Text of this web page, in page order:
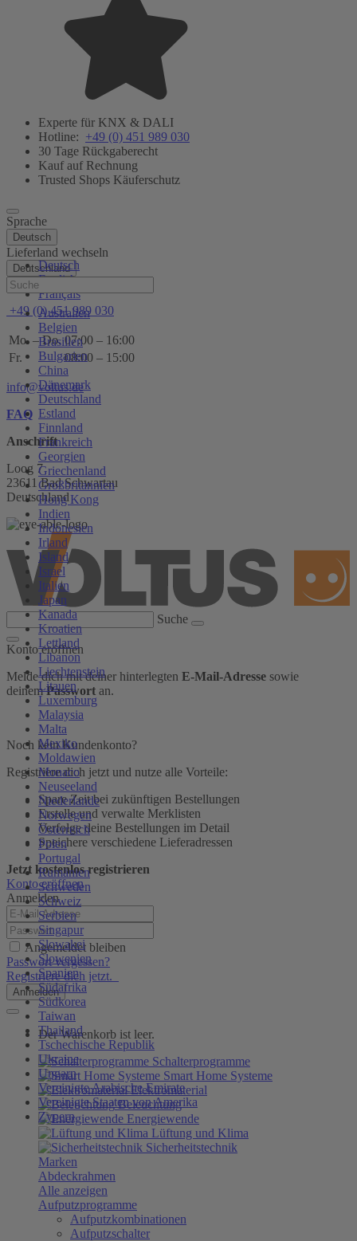
Experte für KNX & DALI
Hotline: +49 (0) 451 989 030
30 Tage Rückgaberecht
Kauf auf Rechnung
Trusted Shops Käuferschutz
Sprache
Deutsch
Deutsch
English
Français
Lieferland wechseln
Deutschland
Australien
Belgien
Brasilien
Bulgarien
China
Dänemark
Deutschland
Estland
Finnland
Frankreich
Georgien
Griechenland
Großbritannien
Hong Kong
Indien
Indonesien
Irland
Island
Israel
Italien
Japan
Kanada
Kroatien
Lettland
Libanon
Liechtenstein
Litauen
Luxemburg
Malaysia
Malta
Mexiko
Moldawien
Monaco
Neuseeland
Niederlande
Norwegen
Österreich
Polen
Portugal
Rumänien
Schweden
Schweiz
Serbien
Singapur
Slowakei
Slowenien
Spanien
Südafrika
Südkorea
Taiwan
Thailand
Tschechische Republik
Ukraine
Ungarn
Vereinigte Arabische Emirate
Vereinigte Staaten von Amerika
Zypern
Hilfe
+49 (0) 451 989 030
Mo. – Do. 07:00 – 16:00
Fr.
08:00 – 15:00
info@voltus.de
FAQ
Anschrift
Loog 7
23611 Bad Schwartau
Deutschland
Suche
Konto eröffnen
Melde dich mit deiner hinterlegten E-Mail-Adresse sowie
deinemPasswort an.
Noch kein Kundenkonto?
Registriere dich jetzt und nutze alle Vorteile:
Spare Zeit bei zukünftigen Bestellungen
Erstelle und verwalte Merklisten
Verfolge deine Bestellungen im Detail
Speichere verschiedene Lieferadressen
Jetzt kostenlos registrieren
Konto eröffnen
Anmelden
Angemeldet bleiben
Passwort vergessen?
Registriere dich jetzt.
Anmelden
Der Warenkorb ist leer.
Schalterprogramme
Smart Home Systeme
Elektromaterial
Beleuchtung
Energiewende
Lüftung und Klima
Sicherheitstechnik
Marken
Abdeckrahmen
Alle anzeigen
Aufputzprogramme
Aufputzkombinationen
Aufputzschalter